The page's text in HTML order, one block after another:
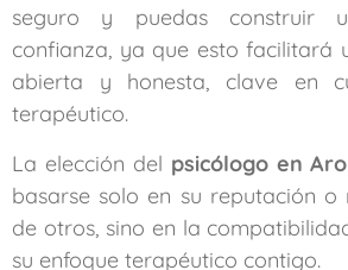
seguro y puedas construir
confianza, ya que esto facilitará
abierta y honesta, clave en
terapéutico.
La elección del psicólogo en
basarse solo en su reputación o
de otros, sino en la
su enfoque terapéutico contigo.